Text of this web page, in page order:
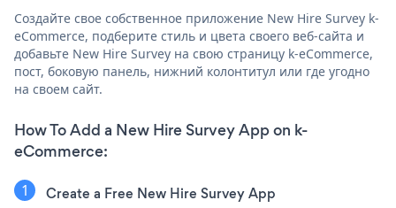
Создайте свое собственное приложение New Hire Survey k-
eCommerce, подберите стиль и цвета своего веб-сайта и
добавьте New Hire Survey на свою страницу k-eCommerce,
пост, боковую панель, нижний колонтитул или где угодно
на своем сайт.
How To Add a New Hire Survey App on k-
eCommerce:
Create a Free New Hire Survey App